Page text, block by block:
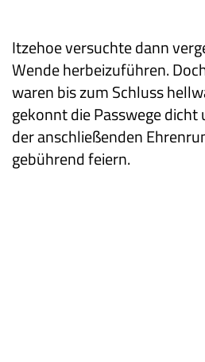
Itzehoe versuchte dann
Wende herbeizuführen.
waren bis zum Schluss
gekonnt die Passwege
der anschließenden
gebührend feiern.